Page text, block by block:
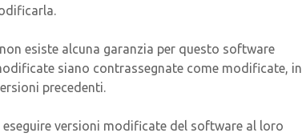
esiste alcuna garanzia per questo software
siano contrassegnate come modificate, in
precedenti.
versioni modificate del software al loro